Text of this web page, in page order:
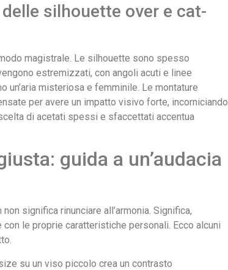
silhouette over e cat-
magistrale. Le silhouette sono spesso
estremizzati, con angoli acuti e linee
un’aria misteriosa e femminile. Le montature
per avere un impatto visivo forte, incorniciando
di acetati spessi e sfaccettati accentua
guida a un’audacia
significa rinunciare all’armonia. Significa,
le proprie caratteristiche personali. Ecco alcuni
su un viso piccolo crea un contrasto